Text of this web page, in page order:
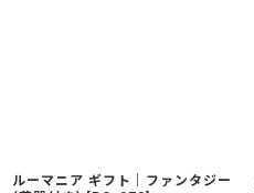
ルーマニア ギフト｜ファンタジー